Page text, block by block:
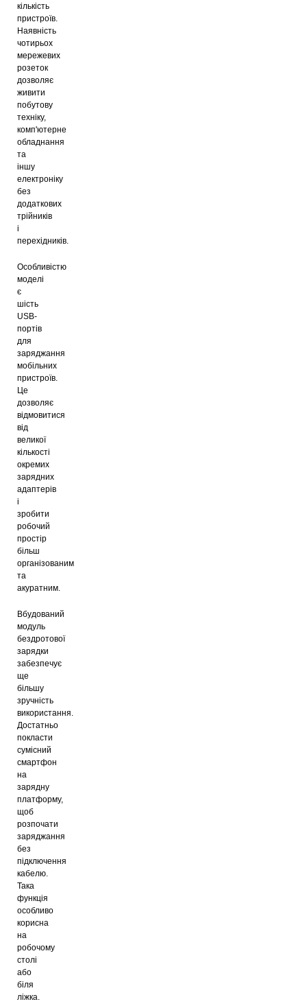
кількість
пристроїв.
Наявність
чотирьох
мережевих
розеток
дозволяє
живити
побутову
техніку,
комп'ютерне
обладнання
та
іншу
електроніку
без
додаткових
трійників
і
перехідників.
Особливістю
моделі
є
шість
USB-
портів
для
заряджання
мобільних
пристроїв.
Це
дозволяє
відмовитися
від
великої
кількості
окремих
зарядних
адаптерів
і
зробити
робочий
простір
більш
організованим
та
акуратним.
Вбудований
модуль
бездротової
зарядки
забезпечує
ще
більшу
зручність
використання.
Достатньо
покласти
сумісний
смартфон
на
зарядну
платформу,
щоб
розпочати
заряджання
без
підключення
кабелю.
Така
функція
особливо
корисна
на
робочому
столі
або
біля
ліжка.